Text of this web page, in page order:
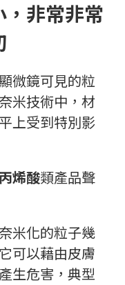
非常非常
微鏡可見的粒
米技術中，材
上受到特別影
丙烯酸類產品聲
奈米化的粒子幾
可以藉由皮膚
生危害，典型